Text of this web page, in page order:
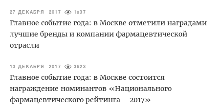
27 ДЕКАБРЯ 2017 1837
Главное событие года: в Москве отметили наградами
лучшие бренды и компании фармацевтической
отрасли
13 ДЕКАБРЯ 2017 3623
Главное событие года: в Москве состоится
награждение номинантов «Национального
фармацевтического рейтинга – 2017»